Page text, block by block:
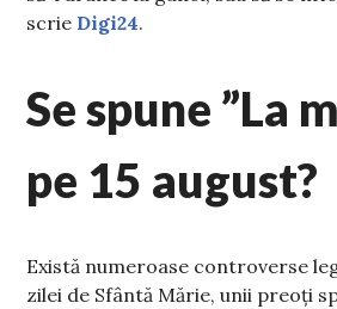
scrie Digi24.
Se spune ”La
pe 15 august?
Există numeroase controverse
zilei de Sfântă Mărie, unii preoți